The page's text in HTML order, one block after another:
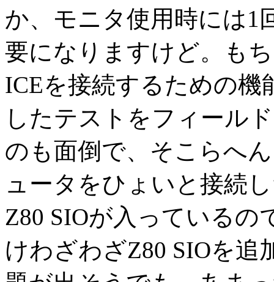
か、モニタ使用時には1
要になりますけど。も
ICEを接続するための
したテストをフィール
のも面倒で、そこらへ
ュータをひょいと接続
Z80 SIOが入っている
けわざわざZ80 SIOを